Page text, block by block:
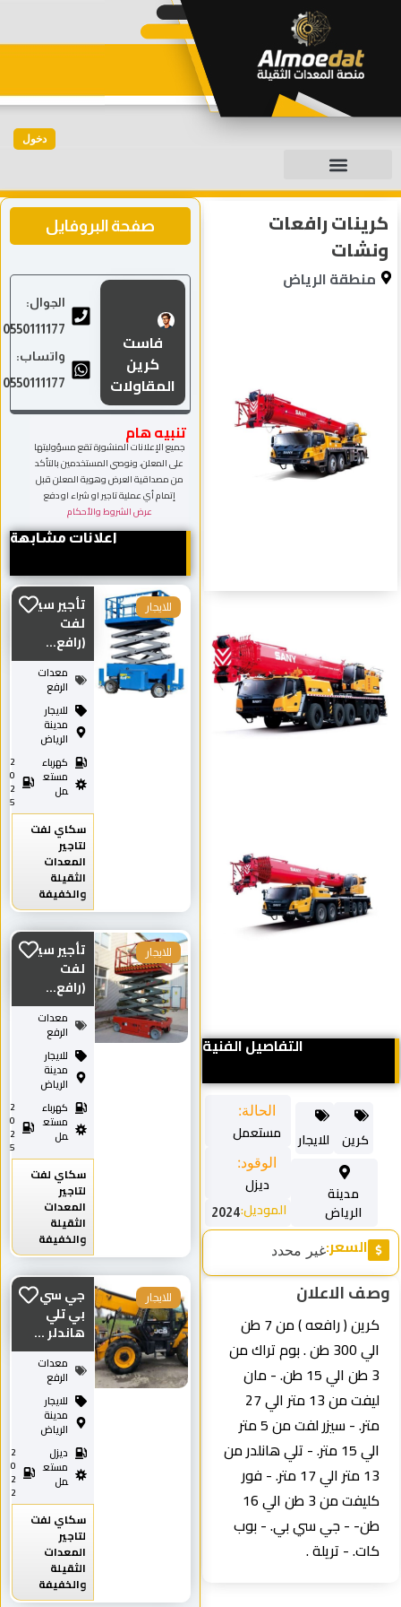
دخول
كرينات رافعات
ونشات
منطقة الرياض
التفاصيل الفنية
الحالة:
مستعمل
الوقود:
ديزل
الموديل:2024
مدينة
الرياض
كرين للايجار
السعر:غير محدد
وصف الاعلان
كرين ( رافعه ) من 7 طن
الي 300 طن . بوم تراك من
3 طن الي 15 طن. - مان
ليفت من 13 متر الي 27
متر. - سيزر لفت من 5 متر
الي 15 متر. - تلي هانلدر من
13 متر الي 17 متر. - فور
كليفت من 3 طن الي 16
طن- - جي سي بي. - بوب
كات. - تريلة .
صفحة البروفايل
فاست
كرين
المقاولات
الجوال:
0550111177
واتساب:
0550111177
تنبيه هام
جميع الإعلانات المنشورة تقع مسؤوليتها
على المعلن، ونوصي المستخدمين بالتأكد
من مصداقية العرض وهوية المعلن قبل
إتمام أي عملية تاجير او شراء او دفع
عرض الشروط والأحكام
اعلانات مشابهة
تأجير سيزر
لفت
(رافع...
معدات
الرفع
للايجار
مدينة
الرياض
كهرباء
مستع
مل
2
0
2
5
سكاي لفت
لتاجير
المعدات
الثقيلة
والخفيفة
للايجار
تأجير سيزر
لفت
(رافع...
معدات
الرفع
للايجار
مدينة
الرياض
كهرباء
مستع
مل
2
0
2
5
سكاي لفت
لتاجير
المعدات
الثقيلة
والخفيفة
للايجار
جي سي
بي تلي
هاندلر ...
معدات
الرفع
للايجار
مدينة
الرياض
ديزل
مستع
مل
2
0
2
2
سكاي لفت
لتاجير
المعدات
الثقيلة
والخفيفة
للايجار